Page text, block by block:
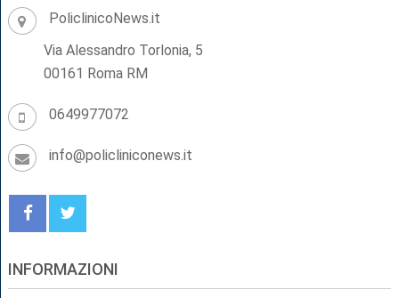
PoliclinicoNews.it
Via Alessandro Torlonia, 5
00161 Roma RM
0649977072
info@policliniconews.it
INFORMAZIONI